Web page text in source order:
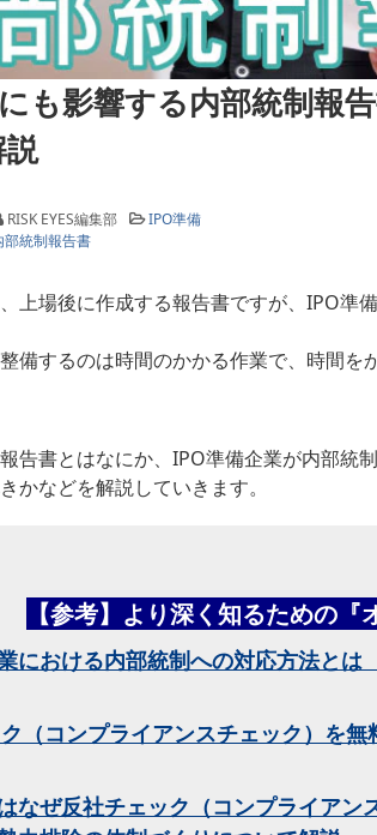
も影響する内部統制報
RISK EYES編集部
IPO準備
部統制報告書
上場後に作成する報告書ですが、IPO準
備するのは時間のかかる作業で、時間を
告書とはなにか、IPO準備企業が内部統
かなどを解説していきます。
【参考】より深く知るための
における内部統制への対応方法と
（コンプライアンスチェック）を無
なぜ反社チェック（コンプライアン